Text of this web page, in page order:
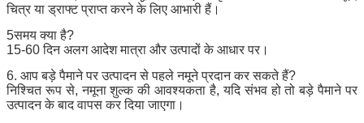
चित्र या ड्राफ्ट प्राप्त करने के लिए आभारी हैं।
5समय क्या है?
15-60 दिन अलग आदेश मात्रा और उत्पादों के आधार पर।
6. आप बड़े पैमाने पर उत्पादन से पहले नमूने प्रदान कर सकते हैं?
निश्चित रूप से, नमूना शुल्क की आवश्यकता है, यदि संभव हो तो बड़े पैमाने पर
उत्पादन के बाद वापस कर दिया जाएगा।